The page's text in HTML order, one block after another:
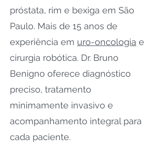
próstata, rim e bexiga em São
Paulo. Mais de 15 anos de
experiência em uro-oncologia e
cirurgia robótica. Dr. Bruno
Benigno oferece diagnóstico
preciso, tratamento
minimamente invasivo e
acompanhamento integral para
cada paciente.